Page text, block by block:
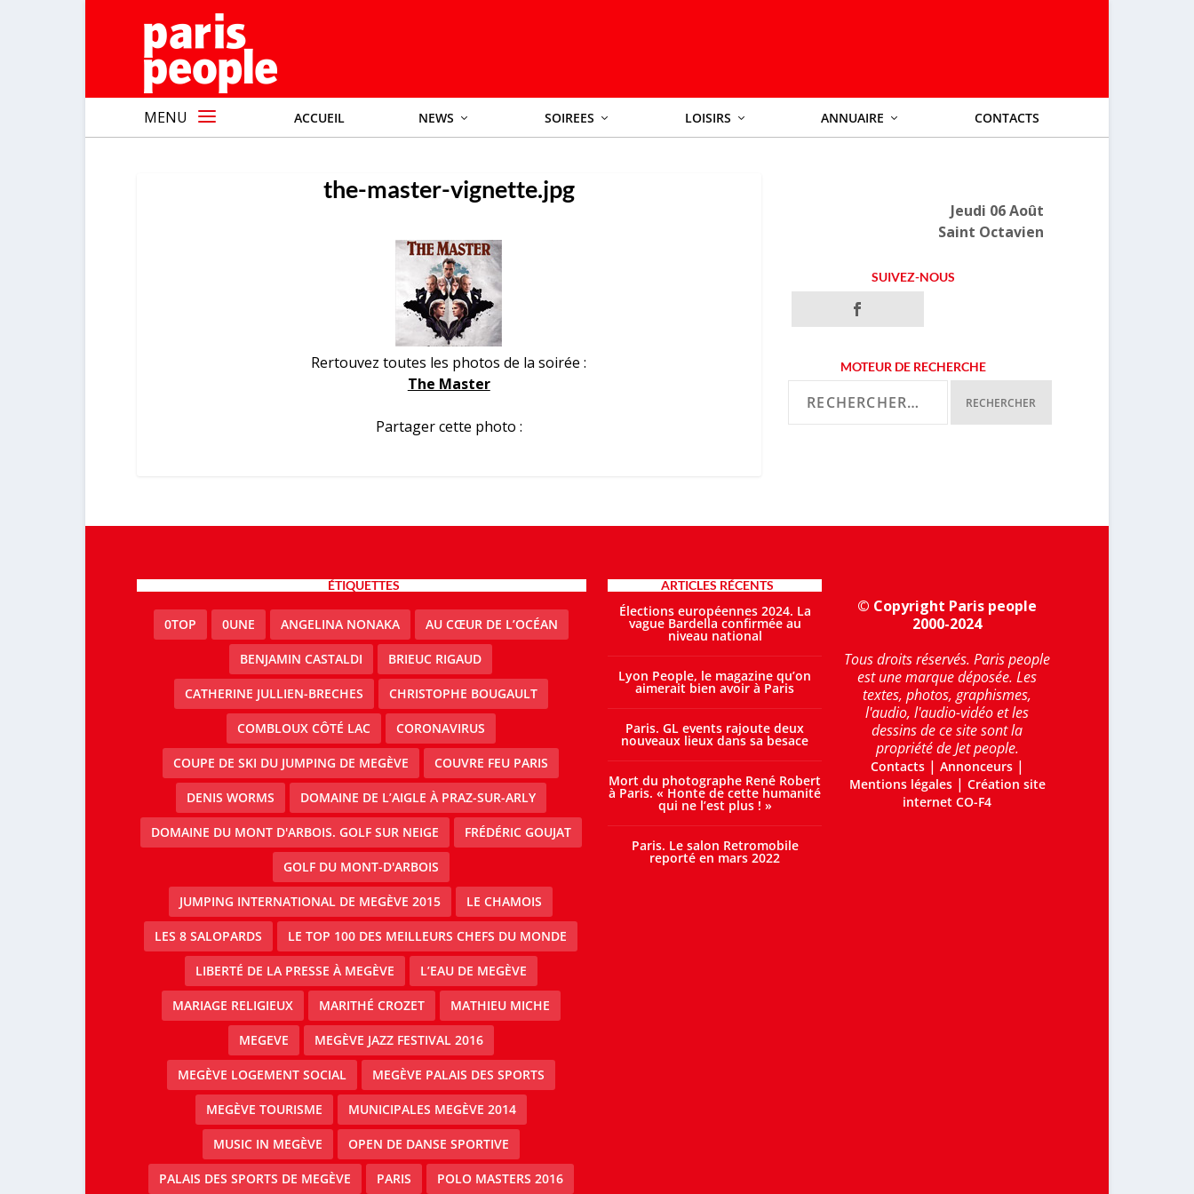
MENU ACCUEIL NEWS SOIREES LOISIRS ANNUAIRE CONTACTS
the-master-vignette.jpg
Rertouvez toutes les photos de la soirée :
The Master
Partager cette photo :
Jeudi 06 Août
Saint Octavien
SUIVEZ-NOUS
MOTEUR DE RECHERCHE
ÉTIQUETTES
0TOP 0UNE ANGELINA NONAKA AU CŒUR DE L’OCÉAN
BENJAMIN CASTALDI BRIEUC RIGAUD
CATHERINE JULLIEN-BRECHES CHRISTOPHE BOUGAULT
COMBLOUX CÔTÉ LAC CORONAVIRUS
COUPE DE SKI DU JUMPING DE MEGÈVE COUVRE FEU PARIS
DENIS WORMS DOMAINE DE L’AIGLE À PRAZ-SUR-ARLY
DOMAINE DU MONT D'ARBOIS. GOLF SUR NEIGE FRÉDÉRIC GOUJAT
GOLF DU MONT-D'ARBOIS
JUMPING INTERNATIONAL DE MEGÈVE 2015 LE CHAMOIS
LES 8 SALOPARDS LE TOP 100 DES MEILLEURS CHEFS DU MONDE
LIBERTÉ DE LA PRESSE À MEGÈVE L’EAU DE MEGÈVE
MARIAGE RELIGIEUX MARITHÉ CROZET MATHIEU MICHE
MEGEVE MEGÈVE JAZZ FESTIVAL 2016
MEGÈVE LOGEMENT SOCIAL MEGÈVE PALAIS DES SPORTS
MEGÈVE TOURISME MUNICIPALES MEGÈVE 2014
MUSIC IN MEGÈVE OPEN DE DANSE SPORTIVE
PALAIS DES SPORTS DE MEGÈVE PARIS POLO MASTERS 2016
ARTICLES RÉCENTS
Élections européennes 2024. La
vague Bardella confirmée au
niveau national
Lyon People, le magazine qu’on
aimerait bien avoir à Paris
Paris. GL events rajoute deux
nouveaux lieux dans sa besace
Mort du photographe René Robert
à Paris. « Honte de cette humanité
qui ne l’est plus ! »
Paris. Le salon Retromobile
reporté en mars 2022
© Copyright Paris people
2000-2024
Tous droits réservés. Paris people
est une marque déposée. Les
textes, photos, graphismes,
l'audio, l'audio-vidéo et les
dessins de ce site sont la
propriété de Jet people.
Contacts| Annonceurs|
Mentions légales| Création site
internet CO-F4